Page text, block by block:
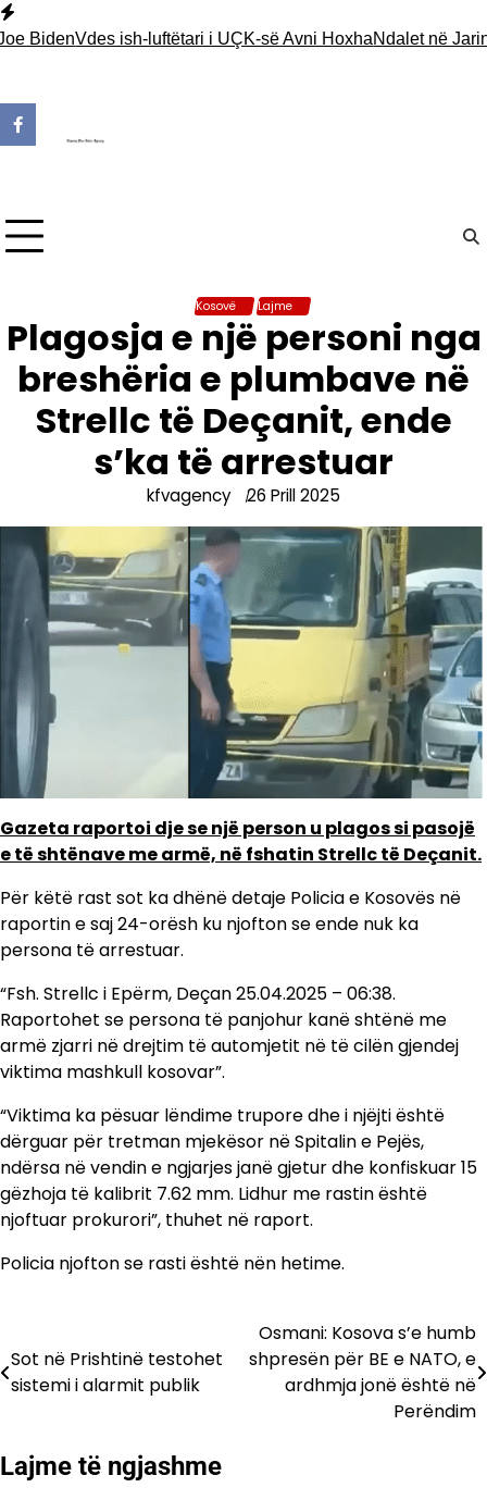
Skip
to
Vdes ish-luftëtari i UÇK-së Avni HoxhaNdalet në Jarinjë
Kosovë Lajme
Plagosja e një personi nga
breshëria e plumbave në
Strellc të Deçanit, ende
s’ka të arrestuar
kfvagency 26 Prill 2025
Gazeta raportoi dje se një person u plagos si pasojë
e të shtënave me armë, në fshatin Strellc të Deçanit.
Për këtë rast sot ka dhënë detaje Policia e Kosovës në
raportin e saj 24-orësh ku njofton se ende nuk ka
persona të arrestuar.
“Fsh. Strellc i Epërm, Deçan 25.04.2025 – 06:38.
Raportohet se persona të panjohur kanë shtënë me
armë zjarri në drejtim të automjetit në të cilën gjendej
viktima mashkull kosovar”.
“Viktima ka pësuar lëndime trupore dhe i njëjti është
dërguar për tretman mjekësor në Spitalin e Pejës,
ndërsa në vendin e ngjarjes janë gjetur dhe konfiskuar 15
gëzhoja të kalibrit 7.62 mm. Lidhur me rastin është
njoftuar prokurori”, thuhet në raport.
Policia njofton se rasti është nën hetime.
te
Sot në Prishtinë testohet
sistemi i alarmit publik
Osmani: Kosova s’e humb
shpresën për BE e NATO, e
ardhmja jonë është në
Perëndim
Lajme të ngjashme